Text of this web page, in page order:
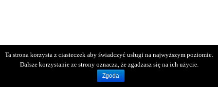
Ta strona korzysta z ciasteczek aby świadczyć usługi na najwyższym poziomie.
Dalsze korzystanie ze strony oznacza, że zgadzasz się na ich użycie.
Zgoda